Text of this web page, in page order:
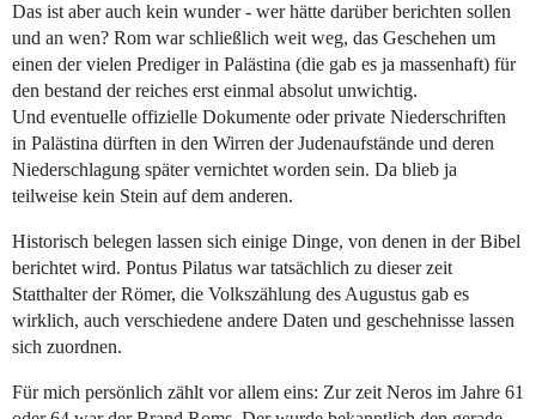
Das ist aber auch kein wunder - wer hätte darüber berichten sollen
und an wen? Rom war schließlich weit weg, das Geschehen um
einen der vielen Prediger in Palästina (die gab es ja massenhaft) für
den bestand der reiches erst einmal absolut unwichtig.
Und eventuelle offizielle Dokumente oder private Niederschriften
in Palästina dürften in den Wirren der Judenaufstände und deren
Niederschlagung später vernichtet worden sein. Da blieb ja
teilweise kein Stein auf dem anderen.
Historisch belegen lassen sich einige Dinge, von denen in der Bibel
berichtet wird. Pontus Pilatus war tatsächlich zu dieser zeit
Statthalter der Römer, die Volkszählung des Augustus gab es
wirklich, auch verschiedene andere Daten und geschehnisse lassen
sich zuordnen.
Für mich persönlich zählt vor allem eins: Zur zeit Neros im Jahre 61